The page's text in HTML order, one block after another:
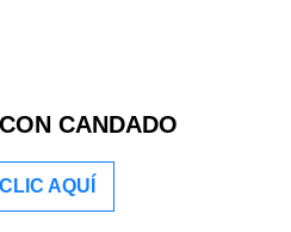
CANDADO
AQUÍ